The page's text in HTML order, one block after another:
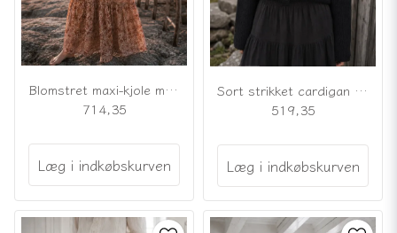
Blomstret maxi-kjole med gulddetaljer
714,35
Læg i indkøbskurven
Sort strikket cardigan i uldblanding
519,35
Læg i indkøbskurven